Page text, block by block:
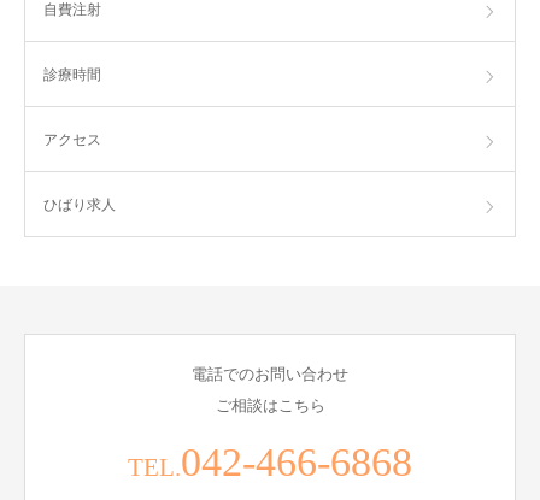
自費注射
診療時間
アクセス
ひばり求人
電話でのお問い合わせ
ご相談はこちら
TEL.042-466-6868